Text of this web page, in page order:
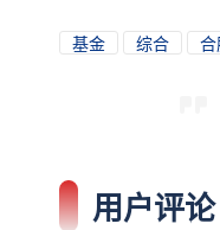
基金 综合
用户评论